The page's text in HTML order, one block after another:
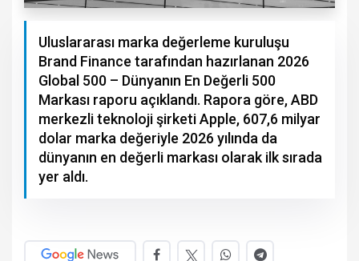
Uluslararası marka değerleme kuruluşu
Brand Finance tarafından hazırlanan 2026
Global 500 – Dünyanın En Değerli 500
Markası raporu açıklandı. Rapora göre, ABD
merkezli teknoloji şirketi Apple, 607,6 milyar
dolar marka değeriyle 2026 yılında da
dünyanın en değerli markası olarak ilk sırada
yer aldı.